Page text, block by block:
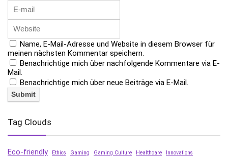
Name, E-Mail-Adresse und Website in diesem Browser für
meinen nächsten Kommentar speichern.
Benachrichtige mich über nachfolgende Kommentare via E-
Mail.
Benachrichtige mich über neue Beiträge via E-Mail.
Tag Clouds
Eco-friendly Ethics Gaming Gaming Culture Healthcare
Innovations